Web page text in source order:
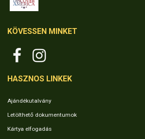
KÖVESSEN MINKET
HASZNOS LINKEK
Ajándékutalvány
Letölthető dokumentumok
Kártya elfogadás